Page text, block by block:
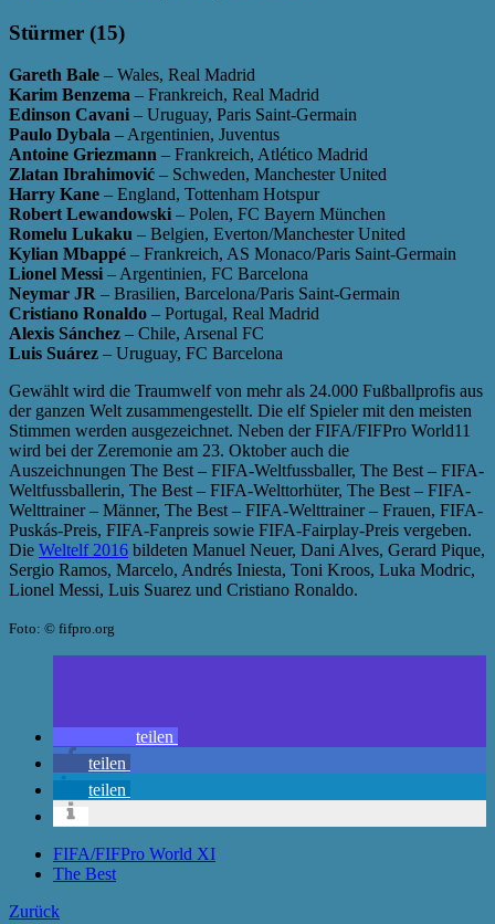
Stürmer (15)
Gareth Bale – Wales, Real Madrid
Karim Benzema – Frankreich, Real Madrid
Edinson Cavani – Uruguay, Paris Saint-Germain
Paulo Dybala – Argentinien, Juventus
Antoine Griezmann – Frankreich, Atlético Madrid
Zlatan Ibrahimović – Schweden, Manchester United
Harry Kane – England, Tottenham Hotspur
Robert Lewandowski – Polen, FC Bayern München
Romelu Lukaku – Belgien, Everton/Manchester United
Kylian Mbappé – Frankreich, AS Monaco/Paris Saint-Germain
Lionel Messi – Argentinien, FC Barcelona
Neymar JR – Brasilien, Barcelona/Paris Saint-Germain
Cristiano Ronaldo – Portugal, Real Madrid
Alexis Sánchez – Chile, Arsenal FC
Luis Suárez – Uruguay, FC Barcelona
Gewählt wird die Traumwelf von mehr als 24.000 Fußballprofis aus
der ganzen Welt zusammengestellt. Die elf Spieler mit den meisten
Stimmen werden ausgezeichnet. Neben der FIFA/FIFPro World11
wird bei der Zeremonie am 23. Oktober auch die
Auszeichnungen The Best – FIFA-Weltfussballer, The Best – FIFA-
Weltfussballerin, The Best – FIFA-Welttorhüter, The Best – FIFA-
Welttrainer – Männer, The Best – FIFA-Welttrainer – Frauen, FIFA-
Puskás-Preis, FIFA-Fanpreis sowie FIFA-Fairplay-Preis vergeben.
Die Weltelf 2016 bildeten Manuel Neuer, Dani Alves, Gerard Pique,
Sergio Ramos, Marcelo, Andrés Iniesta, Toni Kroos, Luka Modric,
Lionel Messi, Luis Suarez und Cristiano Ronaldo.
Foto: © fifpro.org
teilen
teilen
teilen
FIFA/FIFPro World XI
The Best
Zurück